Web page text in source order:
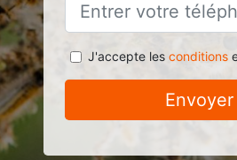
J'accepte les conditions
Envoyer